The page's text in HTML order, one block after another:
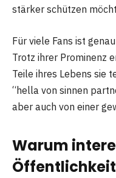
stärker schützen
Für viele Fans ist
Trotz ihrer Prominenz
Teile ihres Lebens sie
“hella von sinnen
aber auch von einer
Warum
Öffentlichkeit